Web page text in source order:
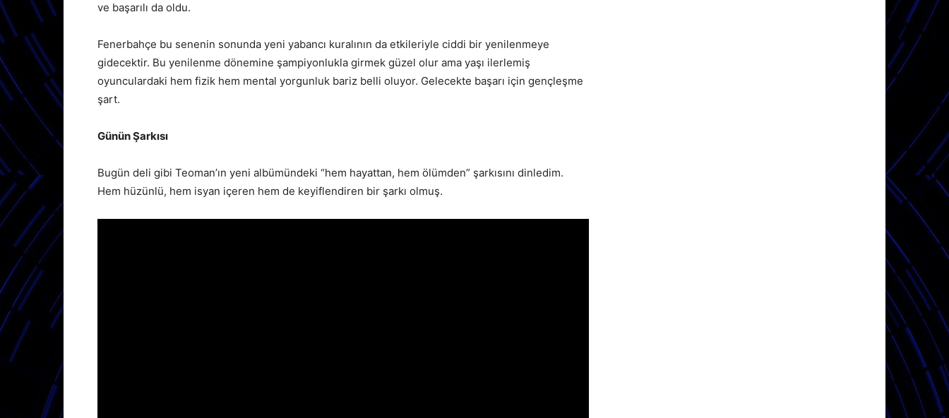
ve başarılı da oldu.
Fenerbahçe bu senenin sonunda yeni yabancı kuralının da etkileriyle ciddi bir yenilenmeye
gidecektir. Bu yenilenme dönemine şampiyonlukla girmek güzel olur ama yaşı ilerlemiş
oyunculardaki hem fizik hem mental yorgunluk bariz belli oluyor. Gelecekte başarı için gençleşme
şart.
Günün Şarkısı
Bugün deli gibi Teoman’ın yeni albümündeki “hem hayattan, hem ölümden” şarkısını dinledim.
Hem hüzünlü, hem isyan içeren hem de keyiflendiren bir şarkı olmuş.